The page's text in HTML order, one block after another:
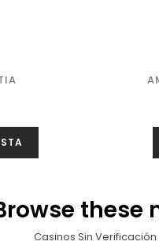
these
Casinos Sin Verificación